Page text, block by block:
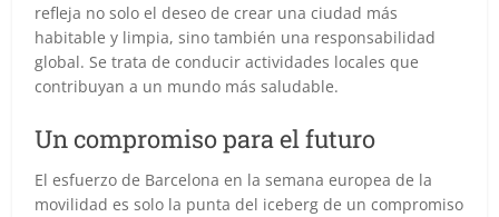
refleja no solo el deseo de crear una ciudad más
habitable y limpia, sino también una responsabilidad
global. Se trata de conducir actividades locales que
contribuyan a un mundo más saludable.
Un compromiso para el futuro
El esfuerzo de Barcelona en la semana europea de la
movilidad es solo la punta del iceberg de un compromiso